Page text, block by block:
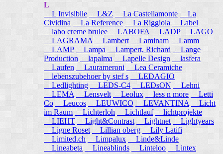
L
L Invisibile
L&Z La Castellamonte
La
Cividina
La Reference La Riggiola
Label
labo creme brulee
LABOFA LADP
LAGO
LAGRAMA
Lambert Laminam
Lamm
LAMP
Lampa Lampert, Richard
Lange
Production
lapalma Lapelle Design
lasfera
Laufen
Laurameroni
Lea Ceramiche
lebenszubehoer by stef s
LEDAGIO
Ledlighting
LEDS-C4 LEDsON
Lehni
LEMA
Lensvelt Leolux less n more
Letti
Co
Leucos LEUWICO LEVANTINA
Licht
im Raum
Lichterloh Lichtlauf lichtprojekte
LIEHT
Light&Contrast Lightnet
Lightyears
Ligne Roset
Lillian oberg
Lily Latifi
Limited.ch
Limpalux
Linde&Linde
Lineabeta
Lineablinds Linteloo
Lintex